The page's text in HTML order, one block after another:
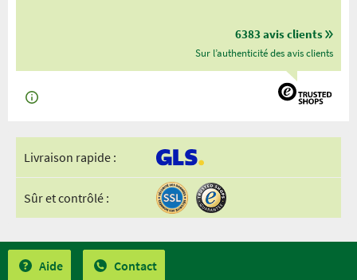
6383 avis clients
Sur l’authenticité des avis clients
Livraison rapide :
Sûr et contrôlé :
Aide Contact